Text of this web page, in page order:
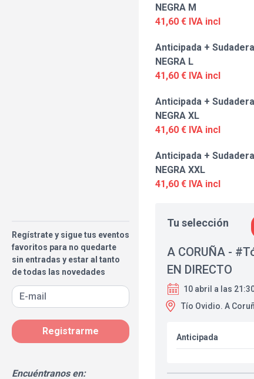
Regístrate y sigue tus eventos
favoritos para no quedarte
sin entradas y estar al tanto
de todas las novedades
Registrarme
Encuéntranos en:
NEGRA M
41,60 € IVA incl
Anticipada +
NEGRA L
41,60 € IVA incl
Anticipada +
NEGRA XL
41,60 € IVA incl
Anticipada +
NEGRA XXL
41,60 € IVA incl
Tu selección
A CORUÑA -
EN DIRECTO
10 abril a las
Tío Ovidio. A
Anticipada